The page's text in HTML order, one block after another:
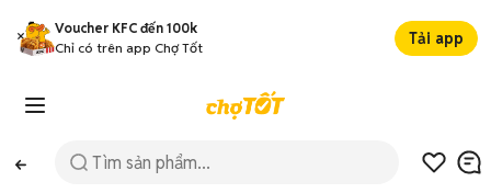
Voucher KFC đến 100k
Chỉ có trên app Chợ Tốt
Tải app